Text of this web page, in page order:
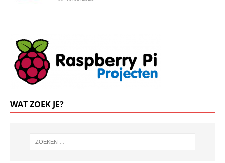
WAT ZOEK JE?